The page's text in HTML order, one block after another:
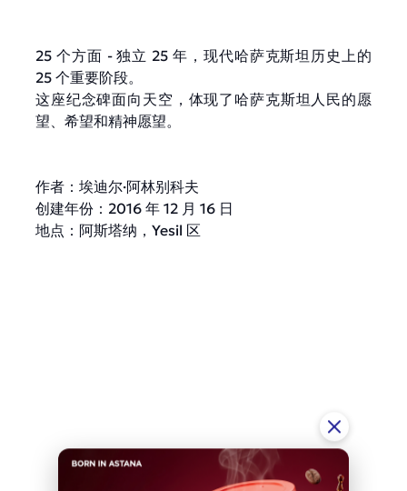
25 个方面 - 独立 25 年，现代哈萨克斯坦历史上的
25 个重要阶段。
这座纪念碑面向天空，体现了哈萨克斯坦人民的愿
望、希望和精神愿望。
作者：埃迪尔·阿林别科夫
创建年份：2016 年 12 月 16 日
地点：阿斯塔纳，Yesil 区